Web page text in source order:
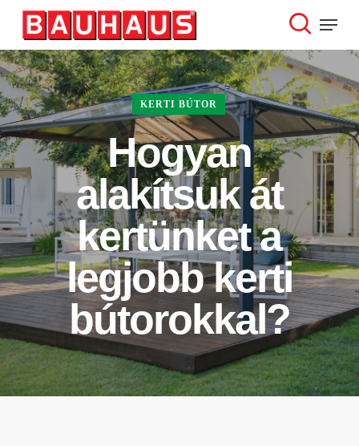
Skip
main
content
search
Menu
KERTI BÚTOR
Hogyan
alakítsuk át
kertünket a
legjobb kerti
bútorokkal?
Close
Menu